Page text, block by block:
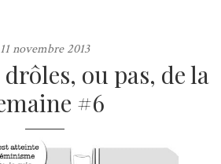
11 novembre 2013
ou pas, de la
#6